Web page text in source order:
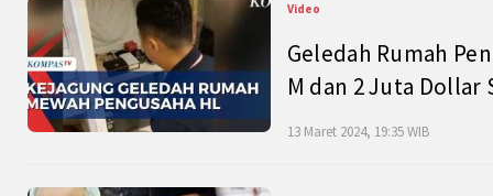
Video
Geledah Rumah
M dan 2 Juta Dollar
13 Maret 2024, 19:35 WIB